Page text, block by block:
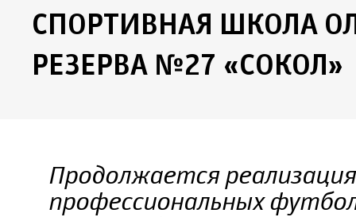
СПОРТИВНАЯ ШКОЛА
РЕЗЕРВА №27 «СОКОЛ»
Продолжается
профессиональных